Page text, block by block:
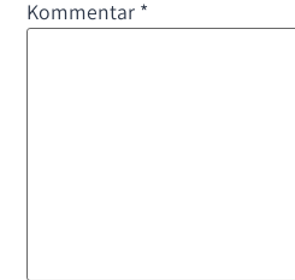
Kommentar *